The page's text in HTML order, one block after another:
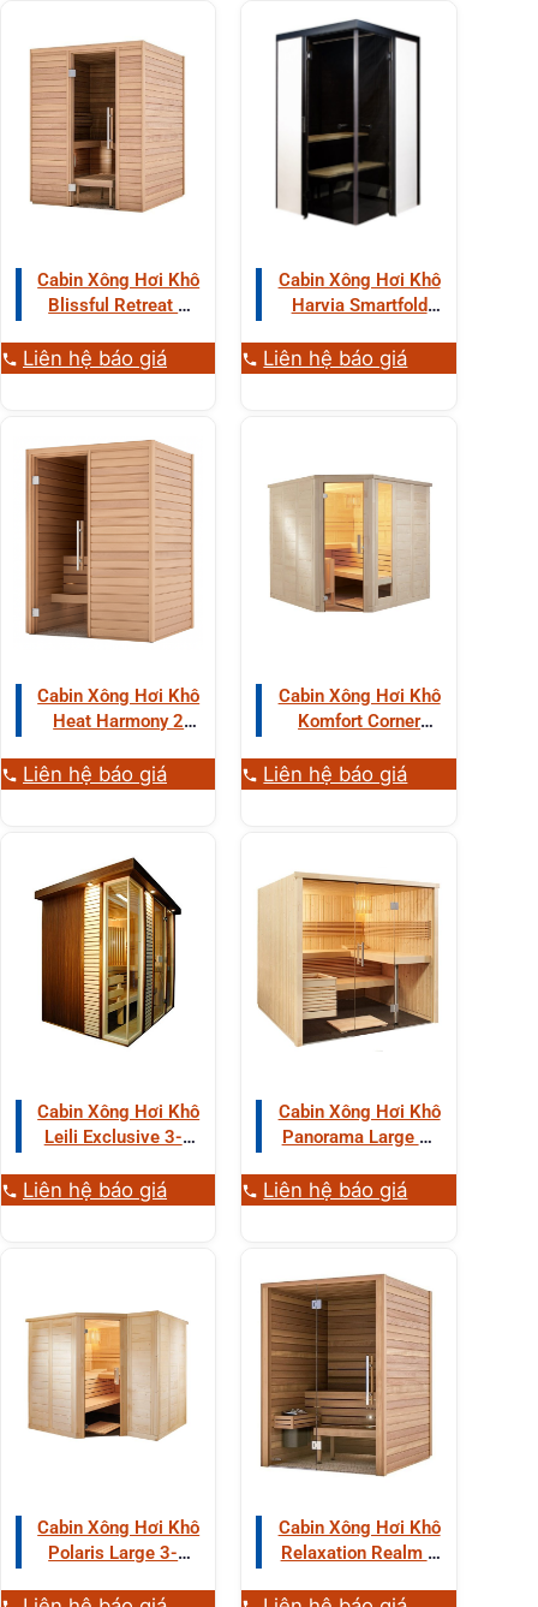
Cabin Xông Hơi Khô
Blissful Retreat 2
Sủi
Liên hệ báo giá
Cabin Xông Hơi Khô
Harvia Smartfold
Hemlock
Liên hệ báo giá
Cabin Xông Hơi Khô
Heat Harmony 2
Liên hệ báo giá
Cabin Xông Hơi Khô
Komfort Corner
Aspen
Liên hệ báo giá
Cabin Xông Hơi Khô
Leili Exclusive 3-4
Liên hệ báo giá
Cabin Xông Hơi Khô
Panorama Large 3-
Hemlock
Liên hệ báo giá
Cabin Xông Hơi Khô
Polaris Large 3-4
Cabin Xông Hơi Khô
Relaxation Realm 2